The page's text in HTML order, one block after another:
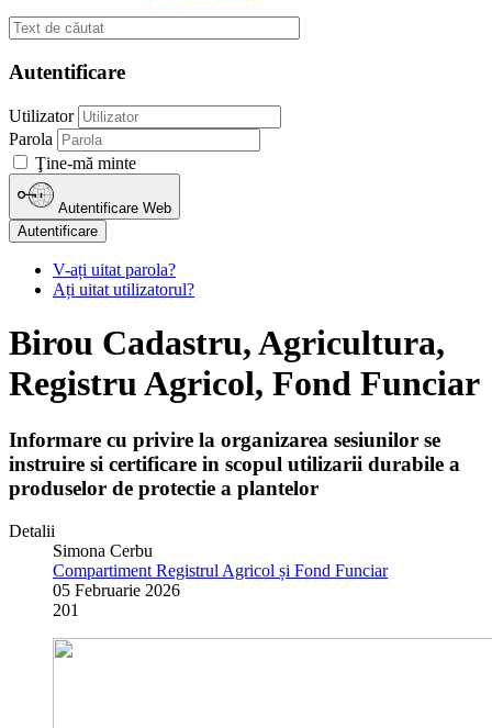
Autentificare
Utilizator
Parola
Ţine-mă minte
Autentificare Web
Autentificare
V-ați uitat parola?
Ați uitat utilizatorul?
Birou Cadastru, Agricultura,
Registru Agricol, Fond Funciar
Informare cu privire la organizarea sesiunilor se
instruire si certificare in scopul utilizarii durabile a
produselor de protectie a plantelor
Detalii
Simona Cerbu
Compartiment Registrul Agricol și Fond Funciar
05 Februarie 2026
201